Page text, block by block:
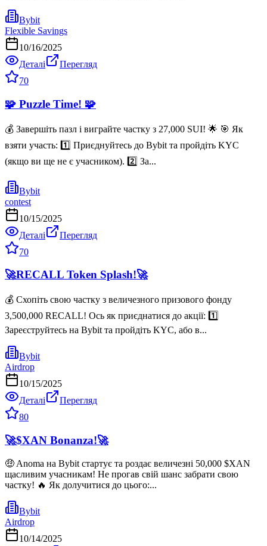
Bybit
Flexible Savings
10/16/2025
Деталі
Перегляд
70
🧩 Puzzle Time! 🧩
💰 Завершіть пазл і виграйте частку з 27,000 SUI! 🌟 🎯 Як
взяти участь: 1️⃣ Приєднуйтесь до Bybit та пройдіть KYC
(якщо ви ще не є учасником). 2️⃣ За...
Bybit
contest
10/15/2025
Деталі
Перегляд
70
🚀RECALL Token Splash!🚀
💰 Схопіть свою частку з величезного призового фонду
3,500,000 RECALL! Ось як приєднатися до акції: 1️⃣
Зареєструйтесь на Bybit та пройдіть KYC, або в...
Bybit
Airdrop
10/15/2025
Деталі
Перегляд
80
🚀$XAN Bonanza!🚀
🤑 Anoma на Bybit стартує та роздає величезні 50,000 $XAN
щасливим учасникам! Не прогав свій шанс забрати свою
частку! 🔥 Як долучитися до цього:...
Bybit
Airdrop
10/14/2025